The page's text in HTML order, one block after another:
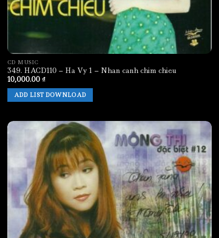
CD MUSIC
349. HACD110 – Ha Vy 1 – Nhan canh chim chieu
10,000.00 ₫
ADD LIST DOWNLOAD